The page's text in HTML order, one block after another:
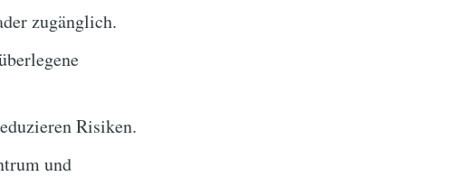
zugänglich.
Risiken.
und